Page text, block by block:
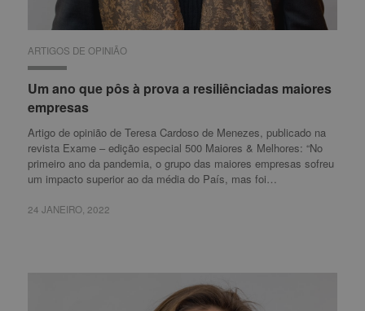
ARTIGOS DE OPINIÃO
Um ano que pôs à prova a resiliênciadas maiores
empresas
Artigo de opinião de Teresa Cardoso de Menezes, publicado na
revista Exame – edição especial 500 Maiores & Melhores: “No
primeiro ano da pandemia, o grupo das maiores empresas sofreu
um impacto superior ao da média do País, mas foi…
24 JANEIRO, 2022
ARTIGOS DE OPINIÃO
Um ano que pôs à prova a resiliênciadas maiores
empresas
24 JANEIRO, 2022